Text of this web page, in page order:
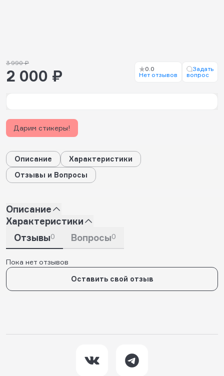
3 990 ₽
2 000 ₽
0.0
Нет отзывов
Задать
вопрос
Дарим стикеры!
Описание
Характеристики
Отзывы и Вопросы
Описание
Характеристики
Отзывы0 Вопросы0
Пока нет отзывов
Оставить свой отзыв